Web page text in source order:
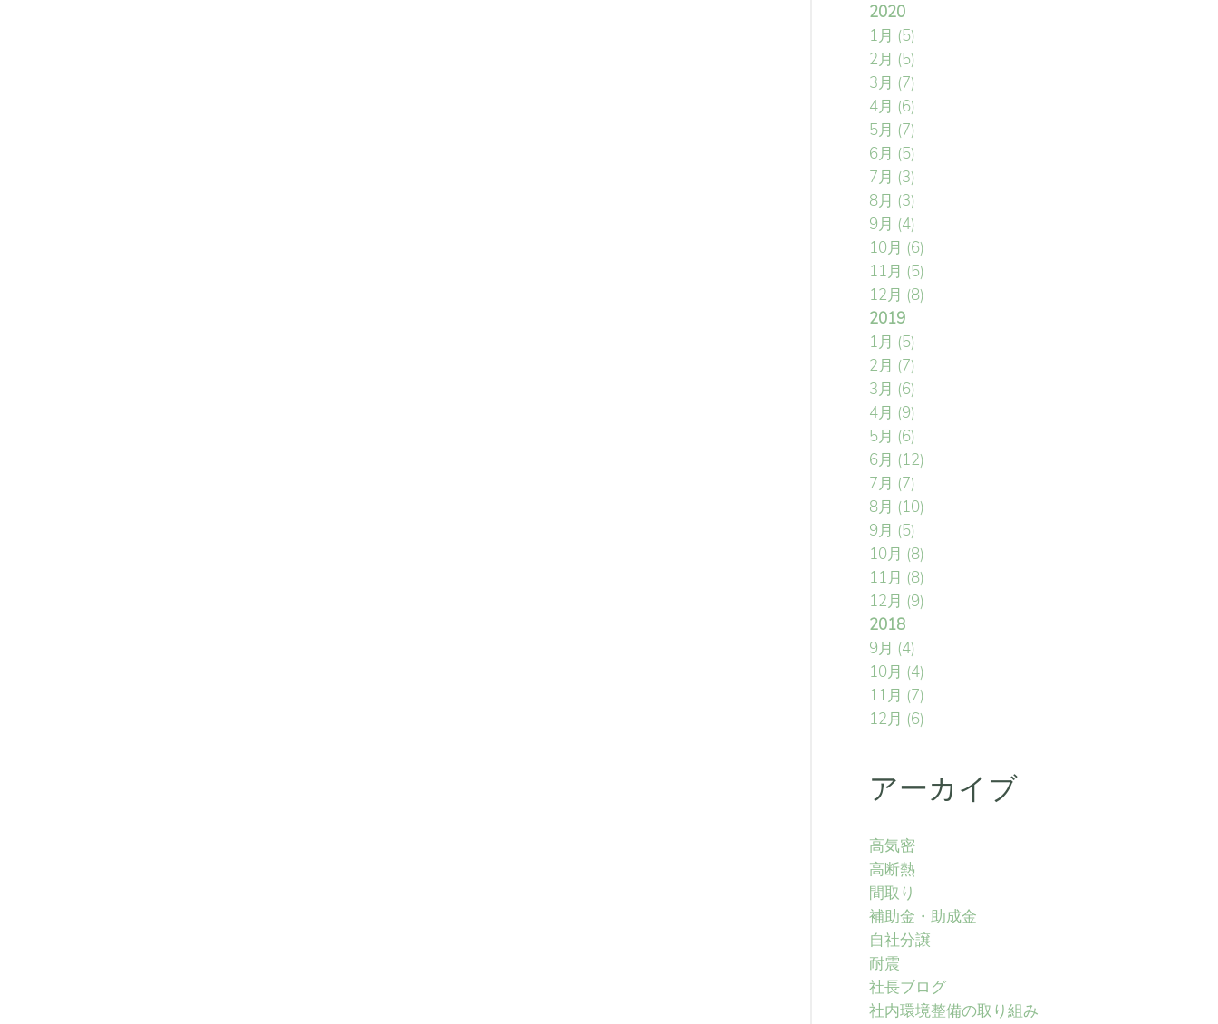
2020
1月 (5)
2月 (5)
3月 (7)
4月 (6)
5月 (7)
6月 (5)
7月 (3)
8月 (3)
9月 (4)
10月 (6)
11月 (5)
12月 (8)
2019
1月 (5)
2月 (7)
3月 (6)
4月 (9)
5月 (6)
6月 (12)
7月 (7)
8月 (10)
9月 (5)
10月 (8)
11月 (8)
12月 (9)
2018
9月 (4)
10月 (4)
11月 (7)
12月 (6)
アーカイブ
高気密
高断熱
間取り
補助金・助成金
自社分譲
耐震
社長ブログ
社内環境整備の取り組み